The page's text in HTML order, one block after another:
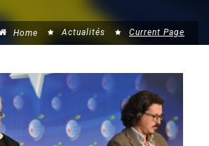
Home Actualités Current Page